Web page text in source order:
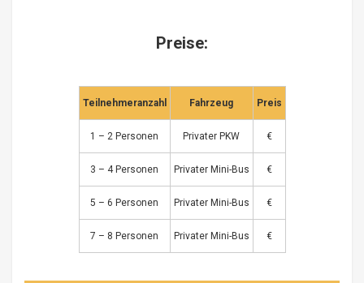
Preise:
Teilnehmeranzahl Fahrzeug Preis
1 – 2 Personen Privater PKW €
3 – 4 Personen Privater Mini-Bus €
5 – 6 Personen Privater Mini-Bus €
7 – 8 Personen Privater Mini-Bus €